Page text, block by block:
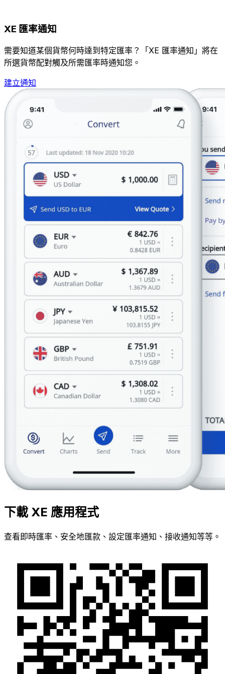
XE 匯率通知
需要知道某個貨幣何時達到特定匯率？「XE 匯率通知」將在
所選貨幣配對觸及所需匯率時通知您。
建立通知
下載 XE 應用程式
查看即時匯率、安全地匯款、設定匯率通知、接收通知等等。